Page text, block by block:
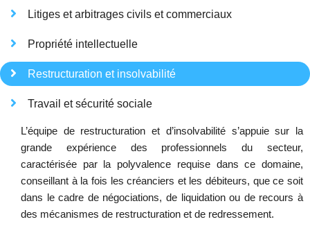
Litiges et arbitrages civils et commerciaux
Propriété intellectuelle
Restructuration et insolvabilité
Travail et sécurité sociale
L’équipe de restructuration et d’insolvabilité s’appuie sur la
grande expérience des professionnels du secteur,
caractérisée par la polyvalence requise dans ce domaine,
conseillant à la fois les créanciers et les débiteurs, que ce soit
dans le cadre de négociations, de liquidation ou de recours à
des mécanismes de restructuration et de redressement.